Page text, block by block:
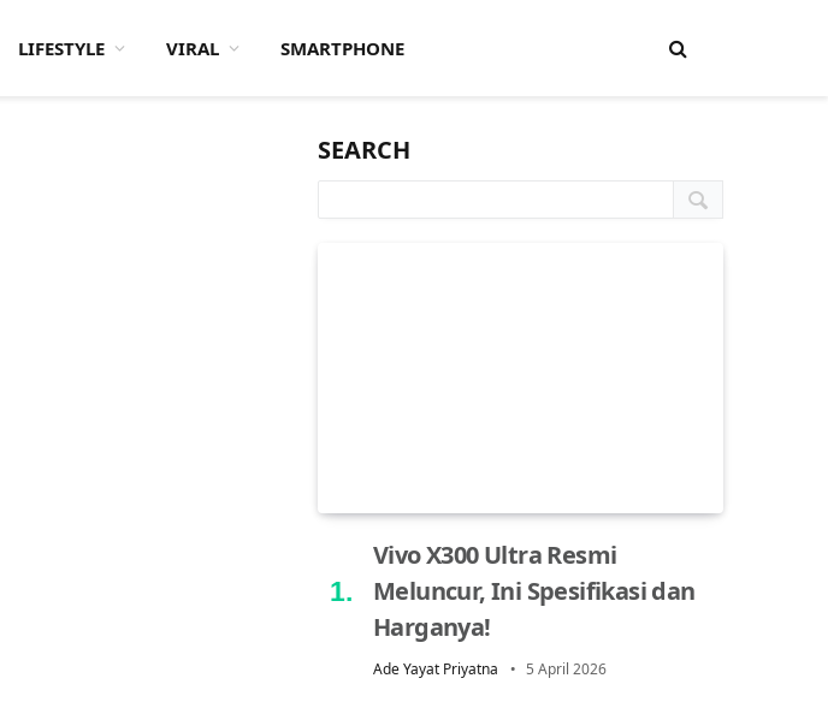
LIFESTYLE VIRAL SMARTPHONE
SEARCH
Vivo X300 Ultra Resmi
Meluncur, Ini Spesifikasi dan
Harganya!
Ade Yayat Priyatna 5 April 2026